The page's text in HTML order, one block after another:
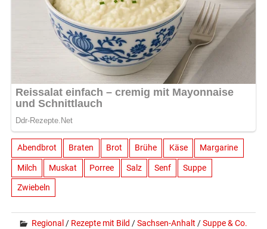
Abendbrot Braten Brot Brühe Käse Margarine
Milch Muskat Porree Salz Senf Suppe
Zwiebeln
Regional / Rezepte mit Bild /Sachsen-Anhalt /Suppe & Co.